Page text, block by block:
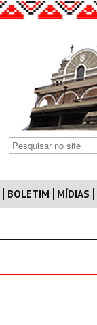
BOLETIM MÍDIAS